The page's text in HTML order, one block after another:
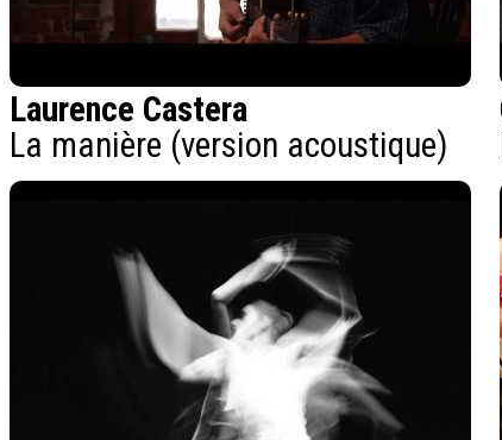
Laurence Castera
La manière (version acoustique)